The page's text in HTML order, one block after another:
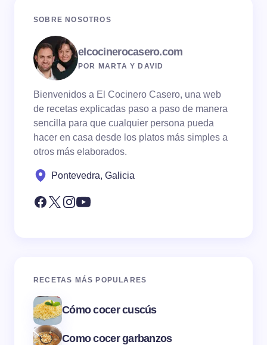
SOBRE NOSOTROS
elcocinerocasero.com
POR MARTA Y DAVID
Bienvenidos a El Cocinero Casero, una web
de recetas explicadas paso a paso de manera
sencilla para que cualquier persona pueda
hacer en casa desde los platos más simples a
otros más elaborados.
Pontevedra, Galicia
RECETAS MÁS POPULARES
Cómo cocer cuscús
Como cocer garbanzos